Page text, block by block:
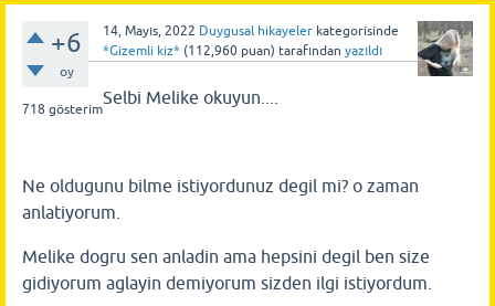
+6
oy
718 gösterim
14, Mayıs, 2022 Duygusal hikayeler kategorisinde
*Gizemli kiz* (112,960 puan) tarafından yazıldı
Selbi Melike okuyun....
Ne oldugunu bilme istiyordunuz degil mi? o zaman
anlatiyorum.
Melike dogru sen anladin ama hepsini degil ben size
gidiyorum aglayin demiyorum sizden ilgi istiyordum.